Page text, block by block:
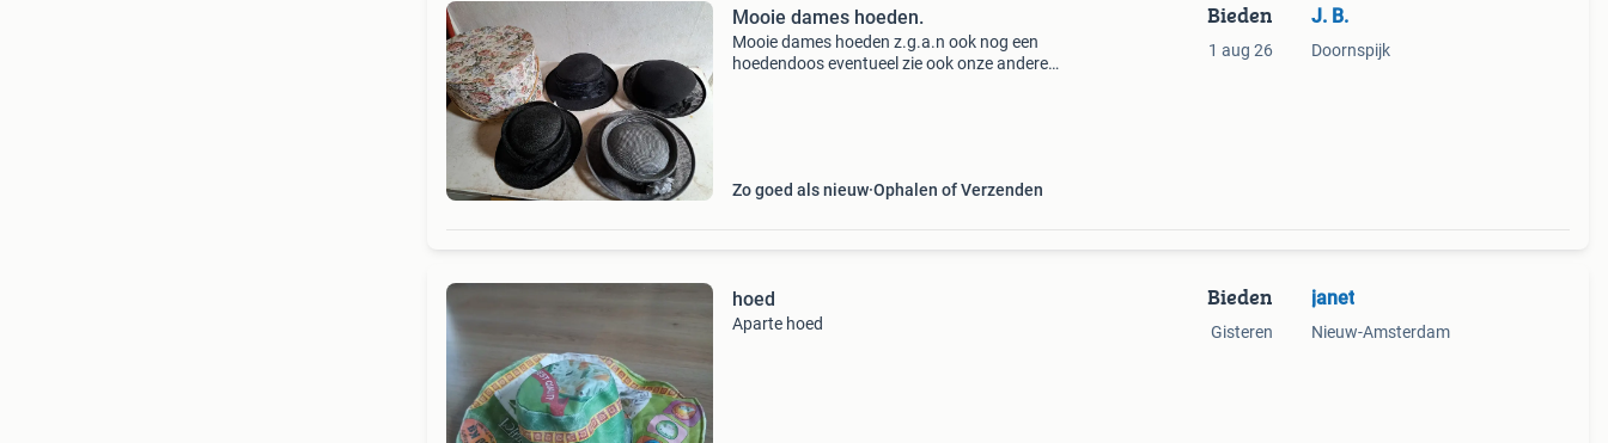
Mooie dames hoeden.
Mooie dames hoeden z.g.a.n ook nog een
hoedendoos eventueel zie ook onze andere
Zo goed als nieuw Ophalen of Verzenden
Bieden
1 aug 26
J. B.
Doornspijk
hoed
Aparte hoed
Bieden
Gisteren
janet
Nieuw-Amsterdam